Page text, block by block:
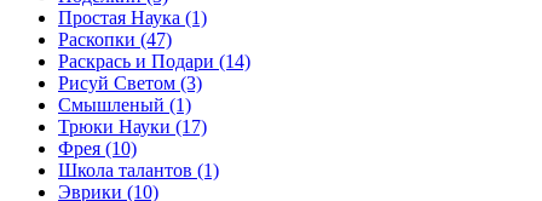
Простая Наука (1)
Раскопки (47)
Раскрась и Подари (14)
Рисуй Светом (3)
Смышленый (1)
Трюки Науки (17)
Фрея (10)
Школа талантов (1)
Эврики (10)